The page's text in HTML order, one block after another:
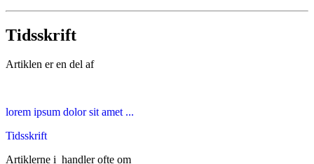
Tidsskrift
Artiklen er en del af
lorem ipsum dolor sit amet ...
Tidsskrift
Artiklerne i handler ofte om